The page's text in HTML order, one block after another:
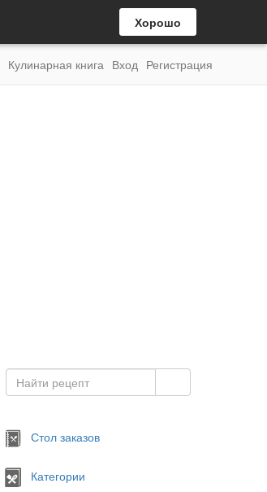
Хорошо
Кулинарная книга Вход Регистрация
Стол заказов
Категории